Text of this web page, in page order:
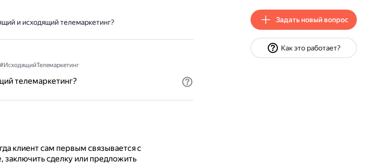
и исходящий телемаркетинг?
#ИсходящийТелемаркетинг
телемаркетинг?
клиент сам первым связывается с
заключить сделку или предложить
Задать новый вопрос
Как это работает?